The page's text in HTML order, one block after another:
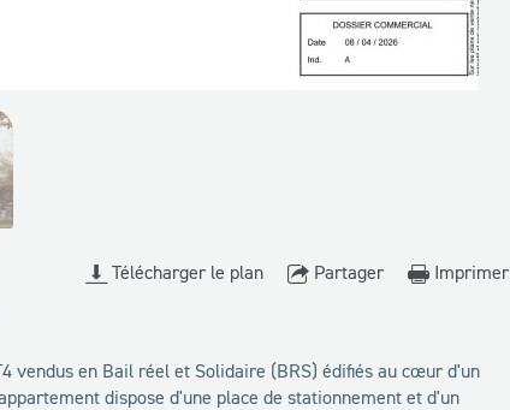
Télécharger le plan Partager
Imprimer
vendus en Bail réel et Solidaire (BRS) édifiés au cœur d'un
dispose d'une place de stationnement et d'un